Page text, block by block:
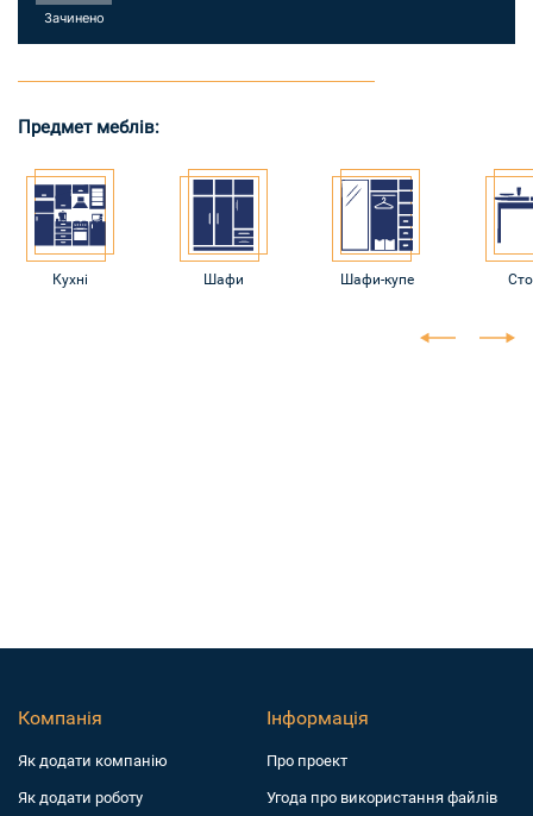
Зачинено
Предмет меблів:
Кухні Шафи Шафи-купе
Компанія
Як додати компанiю
Як додати роботу
Інформація
Про проект
Угода про використання файлів